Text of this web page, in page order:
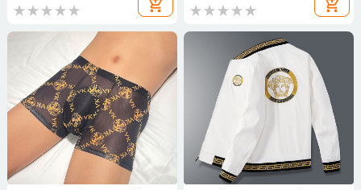
add_shopping_cart add_shopping_cart